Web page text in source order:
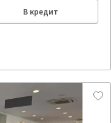
В кредит